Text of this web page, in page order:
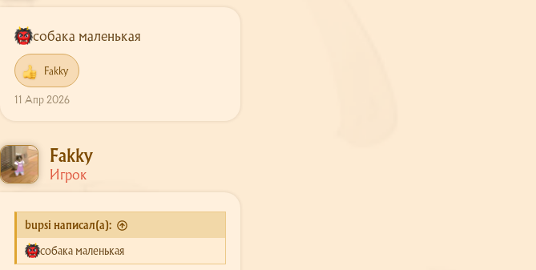
собака маленькая
Р
е
а
и
и
:
Fakky
11 Апр 2026
Fakky
Игрок
bupsi написал(а):
собака маленькая